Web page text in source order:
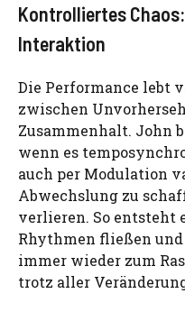
Kontrolliertes
Interaktion
Die Performance lebt
zwischen
Zusammenhalt. John
wenn es
auch per Modulation
Abwechslung zu
verlieren. So entsteht
Rhythmen fließen
immer wieder zum
trotz aller